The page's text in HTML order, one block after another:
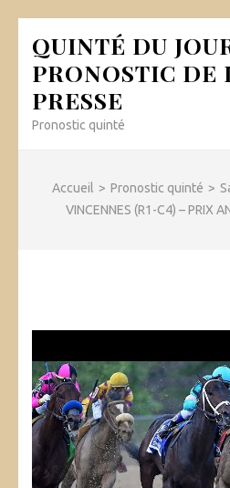
au
contenu
(Pressez
QUINTÉ DU
PRONOSTIC DE
PRESSE
Pronostic quinté
Accueil > Pronostic quinté >
VINCENNES (R1-C4) – PRIX